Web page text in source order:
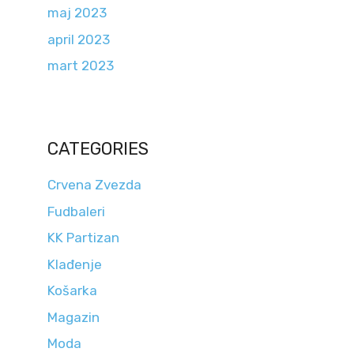
maj 2023
april 2023
mart 2023
CATEGORIES
Crvena Zvezda
Fudbaleri
KK Partizan
Klađenje
Košarka
Magazin
Moda